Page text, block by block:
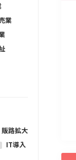
業
販路拡大
IT導入